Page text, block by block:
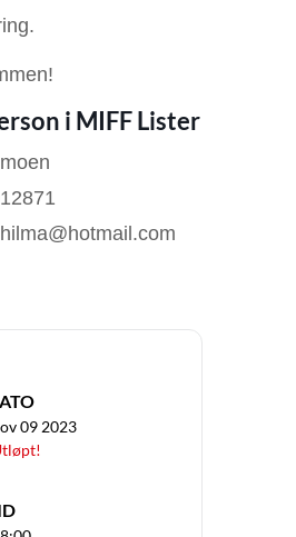
i MIFF Lister
09 2023